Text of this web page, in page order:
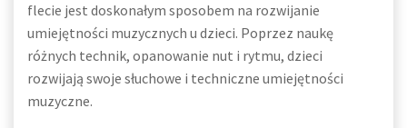
flecie jest doskonałym sposobem na rozwijanie
umiejętności muzycznych u dzieci. Poprzez naukę
różnych technik, opanowanie nut i rytmu, dzieci
rozwijają swoje słuchowe i techniczne umiejętności
muzyczne.